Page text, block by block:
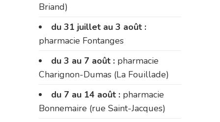
Briand)
du 31 juillet au 3 août :
pharmacie Fontanges
du 3 au 7 août : pharmacie
Charignon-Dumas (La Fouillade)
du 7 au 14 août : pharmacie
Bonnemaire (rue Saint-Jacques)